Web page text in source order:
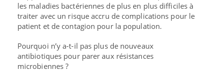
les maladies bactériennes de plus en plus difficiles à
traiter avec un risque accru de complications pour le
patient et de contagion pour la population.
Pourquoi n’y a-t-il pas plus de nouveaux
antibiotiques pour parer aux résistances
microbiennes ?